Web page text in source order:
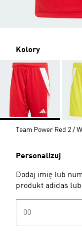
Kolory
Team Power Red 2 /
Personalizuj
Dodaj imię lub
produkt adidas lub
00